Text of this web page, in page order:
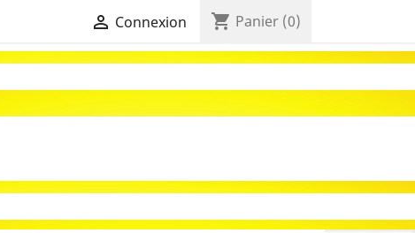
 Connexion shopping_cart Panier (0)